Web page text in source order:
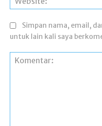
Simpan nama, email,
untuk lain kali saya